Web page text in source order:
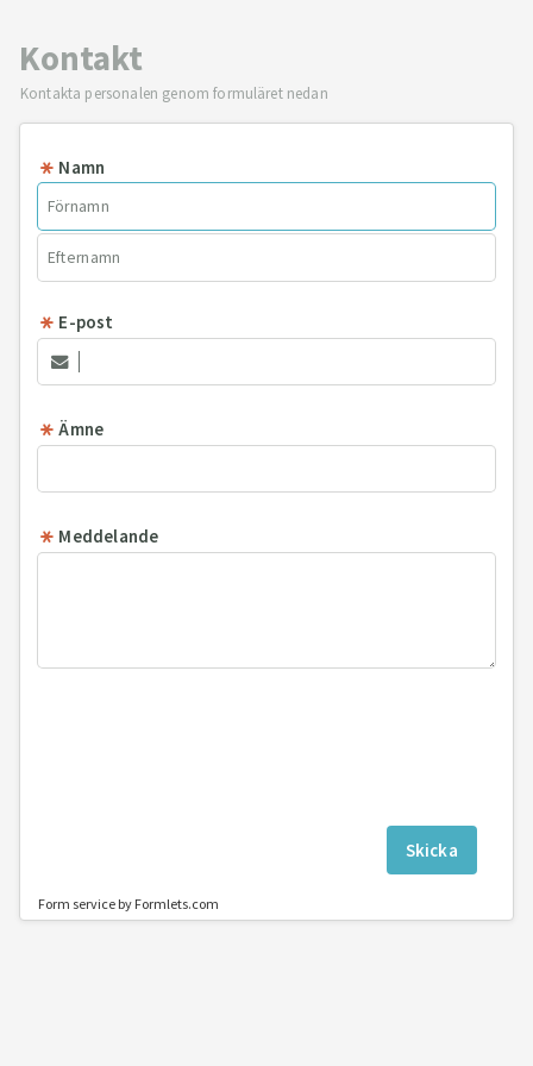
Kontakt
Kontakta personalen genom formuläret nedan
Namn
E-post
Ämne
Meddelande
Skicka
Form service by Formlets.com